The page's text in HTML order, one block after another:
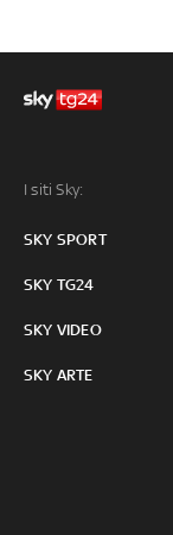
I siti Sky:
SKY SPORT
SKY TG24
SKY VIDEO
SKY ARTE